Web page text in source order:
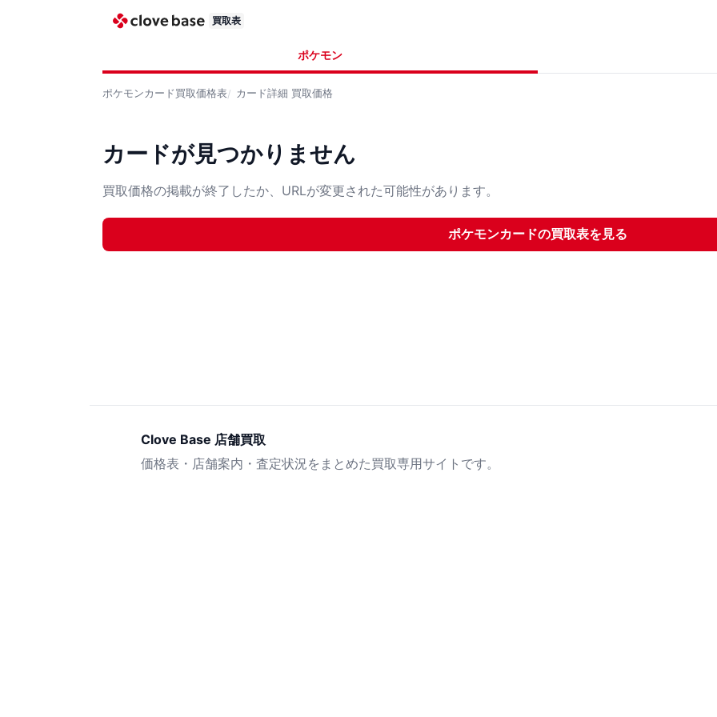
買取表
ポケモン
ポケモンカード買取価格表 カード詳細 買取価格
カードが見つかりません
買取価格の掲載が終了したか、URLが変更された可能性があります。
ポケモンカードの買取表を見る
Clove Base 店舗買取
価格表・店舗案内・査定状況をまとめた買取専用サイトです。